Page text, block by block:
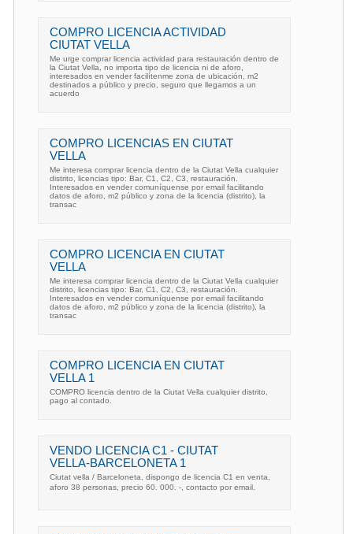
COMPRO LICENCIA ACTIVIDAD
CIUTAT VELLA
Me urge comprar licencia actividad para restauración dentro de
la Ciutat Vella, no importa tipo de licencia ni de aforo,
interesados en vender facilítenme zona de ubicación, m2
destinados a público y precio, seguro que llegamos a un
acuerdo
COMPRO LICENCIAS EN CIUTAT
VELLA
Me interesa comprar licencia dentro de la Ciutat Vella cualquier
distrito, licencias tipo: Bar, C1, C2, C3, restauración.
Interesados en vender comuníquense por email facilitando
datos de aforo, m2 público y zona de la licencia (distrito), la
transac
COMPRO LICENCIA EN CIUTAT
VELLA
Me interesa comprar licencia dentro de la Ciutat Vella cualquier
distrito, licencias tipo: Bar, C1, C2, C3, restauración.
Interesados en vender comuníquense por email facilitando
datos de aforo, m2 público y zona de la licencia (distrito), la
transac
COMPRO LICENCIA EN CIUTAT
VELLA 1
COMPRO licencia dentro de la Ciutat Vella cualquier distrito,
pago al contado.
VENDO LICENCIA C1 - CIUTAT
VELLA-BARCELONETA 1
Ciutat vella / Barceloneta, dispongo de licencia C1 en venta,
aforo 38 personas, precio 60. 000. -, contacto por email.